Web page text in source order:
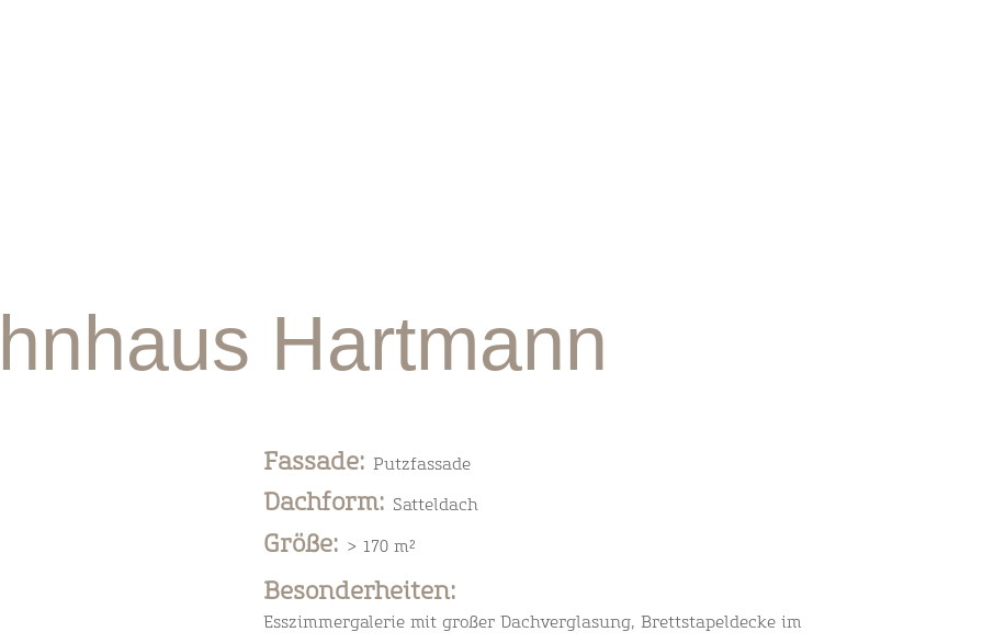
Hartmann
Fassade: Putzfassade
Dachform: Satteldach
Größe: > 170 m²
Besonderheiten:
Esszimmergalerie mit großer Dachverglasung, Brettstapeldecke im